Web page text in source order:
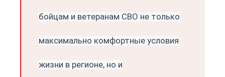
бойцам и ветеранам СВО не только
максимально комфортные условия
жизни в регионе, но и